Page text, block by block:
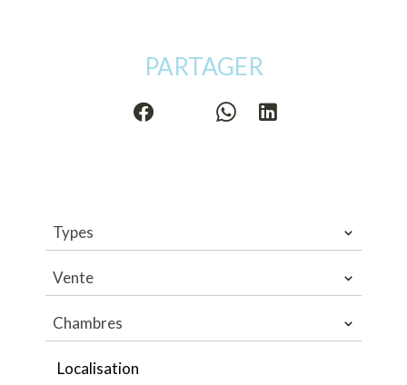
PARTAGER
Types
Vente
Chambres
Localisation